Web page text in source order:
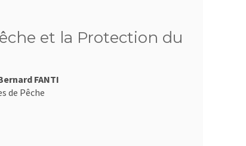
et la Protection du
FANTI
de Pêche